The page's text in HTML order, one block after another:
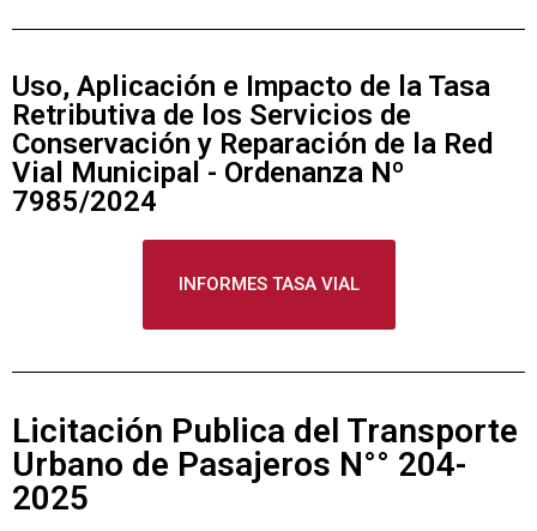
Uso, Aplicación e Impacto de la Tasa
Retributiva de los Servicios de
Conservación y Reparación de la Red
Vial Municipal - Ordenanza Nº
7985/2024
INFORMES TASA VIAL
Licitación Publica del Transporte
Urbano de Pasajeros N°° 204-
2025